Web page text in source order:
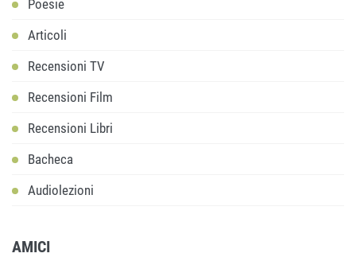
Poesie
Articoli
Recensioni TV
Recensioni Film
Recensioni Libri
Bacheca
Audiolezioni
AMICI